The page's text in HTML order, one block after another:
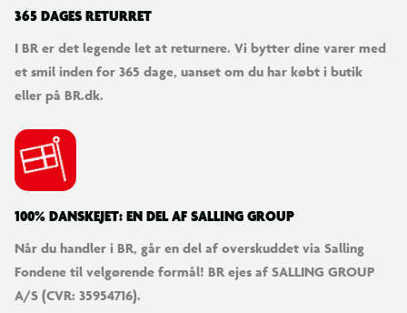
365 DAGES RETURRET
I BR er det legende let at returnere. Vi bytter dine varer med
et smil inden for 365 dage, uanset om du har købt i butik
eller på BR.dk.
100% DANSKEJET: EN DEL AF SALLING GROUP
Når du handler i BR, går en del af overskuddet via Salling
Fondene til velgørende formål! BR ejes af SALLING GROUP
A/S (CVR: 35954716).